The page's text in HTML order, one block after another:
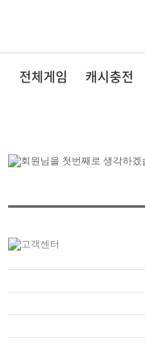
전체게임 캐시충전